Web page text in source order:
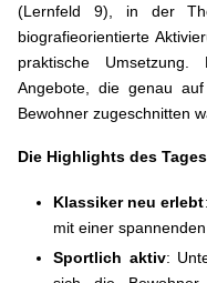
(Lernfeld 9), in der
biografieorientierte
praktische Umsetzung.
Angebote, die genau
Bewohner zugeschnitten
Die Highlights des Tages
Klassiker neu erlebt
mit einer
Sportlich aktiv: